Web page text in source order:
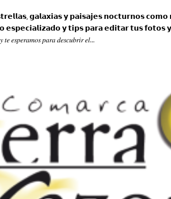
𝗴𝗮𝗹𝗮𝘅𝗶𝗮𝘀 𝘆 𝗽𝗮𝗶𝘀𝗮𝗷𝗲𝘀 𝗻𝗼𝗰𝘁𝘂𝗿𝗻𝗼𝘀
𝘆 𝘁𝗶𝗽𝘀 𝗽𝗮𝗿𝗮 𝗲𝗱𝗶𝘁𝗮𝗿 𝘁𝘂𝘀
𝑝𝑎𝑟𝑎 𝑑𝑒𝑠𝑐𝑢𝑏𝑟𝑖𝑟 𝑒𝑙...